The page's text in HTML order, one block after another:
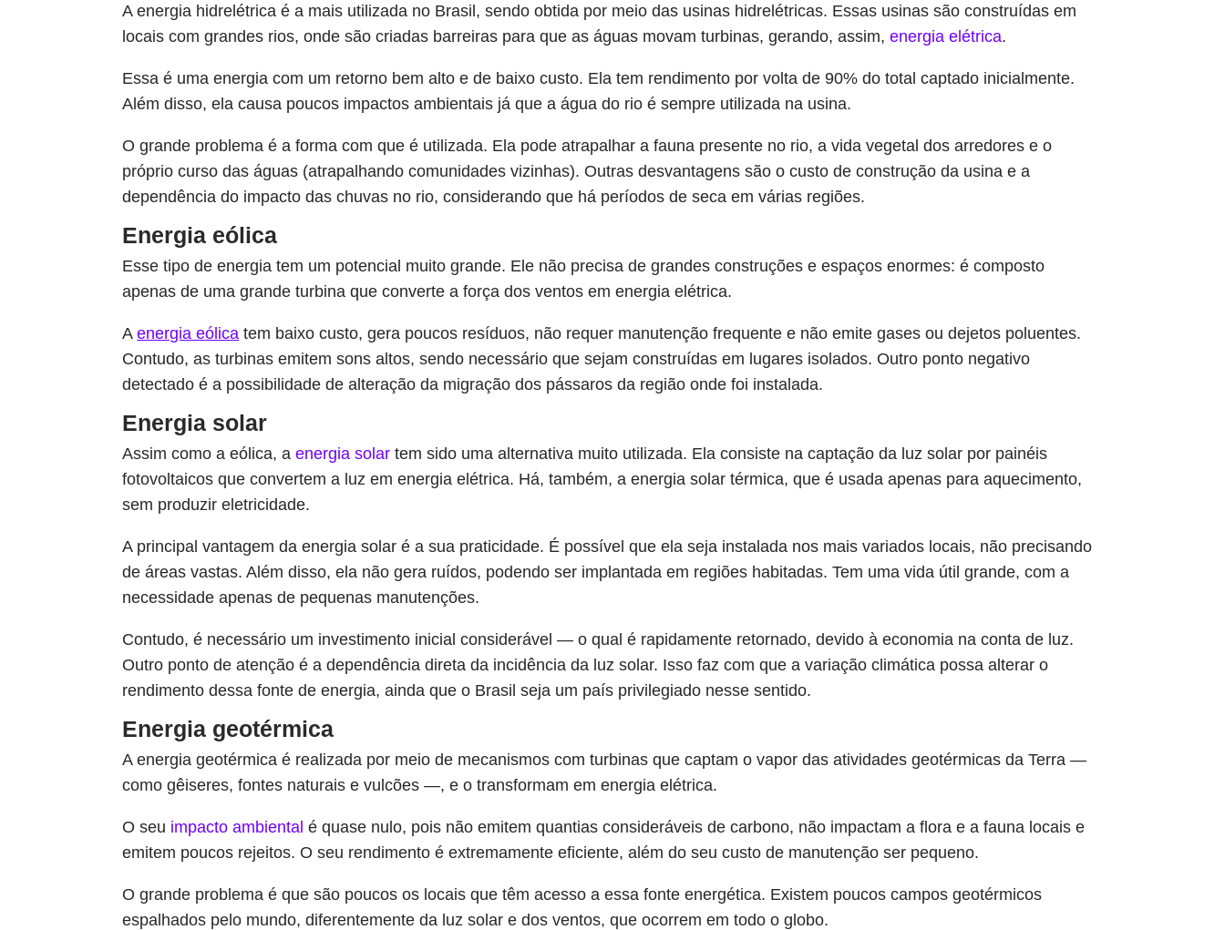
A energia hidrelétrica é a mais utilizada no Brasil, sendo obtida por meio das usinas hidrelétricas. Essas usinas são construídas em
locais com grandes rios, onde são criadas barreiras para que as águas movam turbinas, gerando, assim,energia elétrica.
Essa é uma energia com um retorno bem alto e de baixo custo. Ela tem rendimento por volta de 90% do total captado inicialmente.
Além disso, ela causa poucos impactos ambientais já que a água do rio é sempre utilizada na usina.
O grande problema é a forma com que é utilizada. Ela pode atrapalhar a fauna presente no rio, a vida vegetal dos arredores e o
próprio curso das águas (atrapalhando comunidades vizinhas). Outras desvantagens são o custo de construção da usina e a
dependência do impacto das chuvas no rio, considerando que há períodos de seca em várias regiões.
Energia eólica
Esse tipo de energia tem um potencial muito grande. Ele não precisa de grandes construções e espaços enormes: é composto
apenas de uma grande turbina que converte a força dos ventos em energia elétrica.
Aenergia eólica tem baixo custo, gera poucos resíduos, não requer manutenção frequente e não emite gases ou dejetos poluentes.
Contudo, as turbinas emitem sons altos, sendo necessário que sejam construídas em lugares isolados. Outro ponto negativo
detectado é a possibilidade de alteração da migração dos pássaros da região onde foi instalada.
Energia solar
Assim como a eólica, aenergia solar tem sido uma alternativa muito utilizada. Ela consiste na captação da luz solar por painéis
fotovoltaicos que convertem a luz em energia elétrica. Há, também, a energia solar térmica, que é usada apenas para aquecimento,
sem produzir eletricidade.
A principal vantagem da energia solar é a sua praticidade. É possível que ela seja instalada nos mais variados locais, não precisando
de áreas vastas. Além disso, ela não gera ruídos, podendo ser implantada em regiões habitadas. Tem uma vida útil grande, com a
necessidade apenas de pequenas manutenções.
Contudo, é necessário um investimento inicial considerável — o qual é rapidamente retornado, devido à economia na conta de luz.
Outro ponto de atenção é a dependência direta da incidência da luz solar. Isso faz com que a variação climática possa alterar o
rendimento dessa fonte de energia, ainda que o Brasil seja um país privilegiado nesse sentido.
Energia geotérmica
A energia geotérmica é realizada por meio de mecanismos com turbinas que captam o vapor das atividades geotérmicas da Terra —
como gêiseres, fontes naturais e vulcões —, e o transformam em energia elétrica.
O seu impacto ambiental é quase nulo, pois não emitem quantias consideráveis de carbono, não impactam a flora e a fauna locais e
emitem poucos rejeitos. O seu rendimento é extremamente eficiente, além do seu custo de manutenção ser pequeno.
O grande problema é que são poucos os locais que têm acesso a essa fonte energética. Existem poucos campos geotérmicos
espalhados pelo mundo, diferentemente da luz solar e dos ventos, que ocorrem em todo o globo.